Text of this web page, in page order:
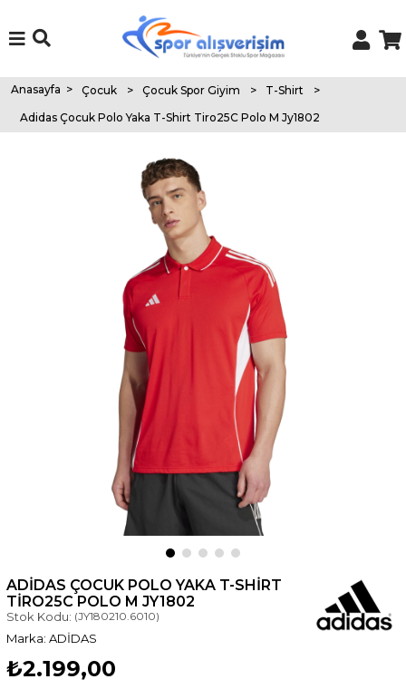
Anasayfa > Çocuk > Çocuk Spor Giyim > T-Shirt
>
Adidas Çocuk Polo Yaka T-Shirt Tiro25C Polo M Jy1802
ADIDAS ÇOCUK POLO YAKA T-SHIRT
TIRO25C POLO M JY1802
Stok Kodu: (JY180210.6010)
ADİDAS
₺2.199,00